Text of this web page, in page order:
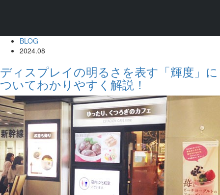
BLOG
2024.08
ディスプレイの明るさを表す「輝度」に
ついてわかりやすく解説！